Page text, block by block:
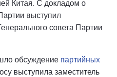
Китая. С докладом о
выступил
совета Партии
обсуждение партийных
выступила заместитель